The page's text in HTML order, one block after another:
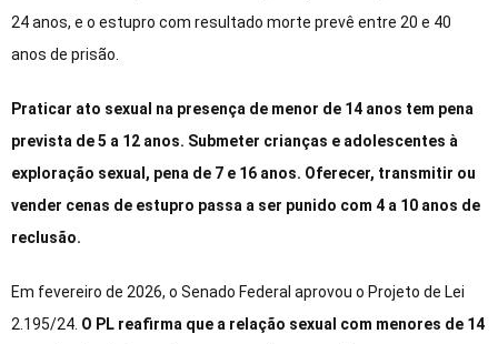
24 anos, e o estupro com resultado morte prevê entre 20 e 40
anos de prisão.
Praticar ato sexual na presença de menor de 14 anos tem pena
prevista de 5 a 12 anos. Submeter crianças e adolescentes à
exploração sexual, pena de 7 e 16 anos. Oferecer, transmitir ou
vender cenas de estupro passa a ser punido com 4 a 10 anos de
reclusão.
Em fevereiro de 2026, o Senado Federal aprovou o Projeto de Lei
2.195/24. O PL reafirma que a relação sexual com menores de 14